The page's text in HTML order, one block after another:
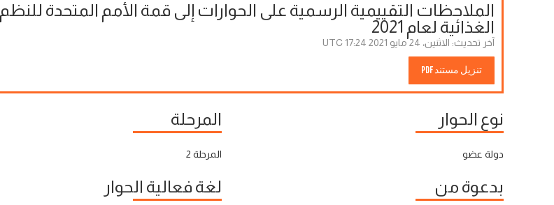
الملاحظات التقييمية الرسمية على الحوارات إلى قمة الأمم المتحدة للنظم
الغذائية لعام 2021
آخر تحديث: الاثنين، 24 مايو 2021 17:24 UTC
تنزيل مستند PDF
نوع الحوار
دولة عضو
المرحلة
المرحلة 2
بدعوة من لغة فعالية الحوار